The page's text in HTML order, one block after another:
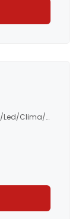
112 CDI L1 Pro NL.Auto/UNIEK/FUll Opties/116PK/Led/Clima/...